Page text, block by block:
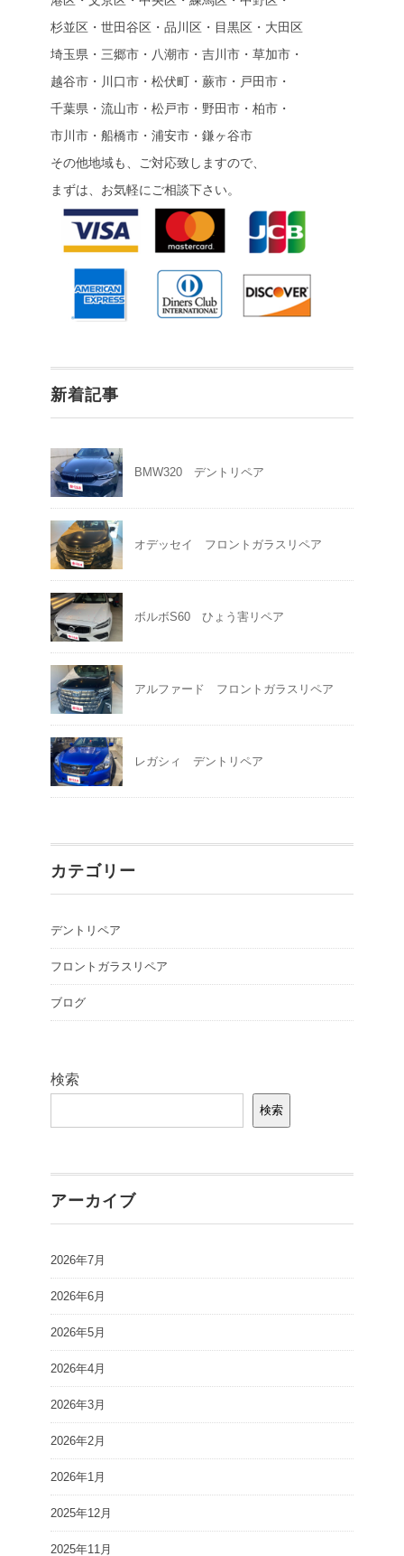
杉並区・世田谷区・品川区・目黒区・大田区
埼玉県・三郷市・八潮市・吉川市・草加市・
越谷市・川口市・松伏町・蕨市・戸田市・
千葉県・流山市・松戸市・野田市・柏市・
市川市・船橋市・浦安市・鎌ヶ谷市
その他地域も、ご対応致しますので、
まずは、お気軽にご相談下さい。
新着記事
BMW320 デントリペア
オデッセイ フロントガラスリペア
ボルボS60 ひょう害リペア
アルファード フロントガラスリペア
レガシィ デントリペア
カテゴリー
デントリペア
フロントガラスリペア
ブログ
検索
検索
アーカイブ
2026年7月
2026年6月
2026年5月
2026年4月
2026年3月
2026年2月
2026年1月
2025年12月
2025年11月